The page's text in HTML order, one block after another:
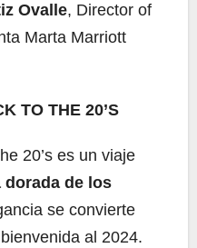
Ovalle, Director of
Marta Marriott
TO THE 20’S
20’s es un viaje
dorada de los
se convierte
al 2024.